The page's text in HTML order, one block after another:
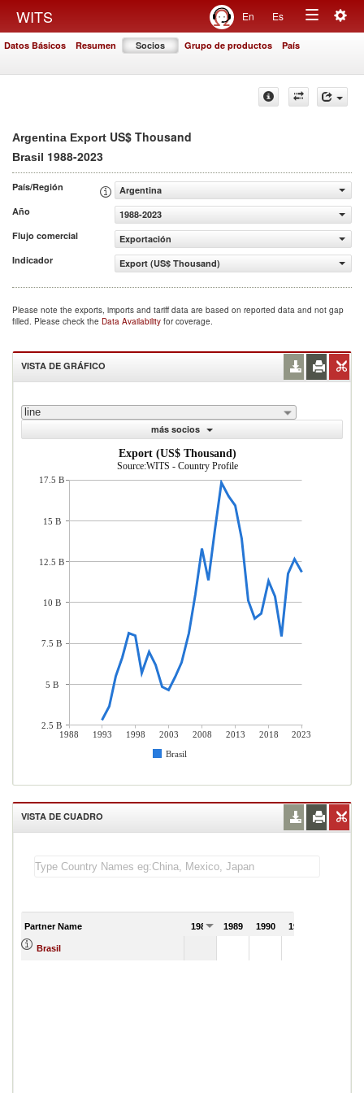
WITS En Es
Toggle
Datos Básicos Resumen Socios Grupo de productos País
Argentina Export US$ Thousand
Brasil 1988-2023
País/Región
Argentina
Año
1988-2023
Flujo comercial
Exportación
Indicador
Export (US$ Thousand)
Please note the exports, imports and tariff data are based on reported data and not gap
filled. Please check the Data Availability for coverage.
VISTA DE GRÁFICO
line
más socios
Export (US$ Thousand)
Source:WITS - Country Profile
1988 1993 1998 2003 2008 2013 2018
2023
Brasil
17.5 B
15 B
12.5 B
10 B
7.5 B
5 B
2.5 B
VISTA DE CUADRO
Partner Name 1988 1989 1990 1991
Brasil